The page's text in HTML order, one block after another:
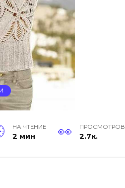
НА ЧТЕНИЕ
2 мин
ПРОСМОТРОВ
2.7к.